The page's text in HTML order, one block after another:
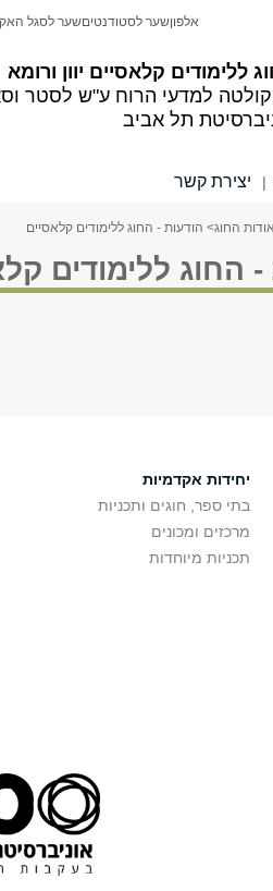
ללימודים קלאסיים יוון ורומא
למדעי הרוח ע"ש לסטר
תל אביב
אלפוןשער לסטודנטיםשער לסגל
| יצירת קשר
אודות החוג> הודעות - החוג ללימודים קלאסיים
- החוג ללימודים
יחידות אקדמיות
בתי ספר, חוגים ותכניות
מרכזים ומכונים
תכניות מיוחדות